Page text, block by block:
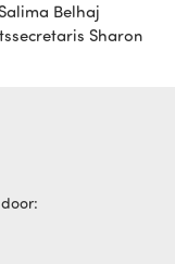
Belhaj
Sharon